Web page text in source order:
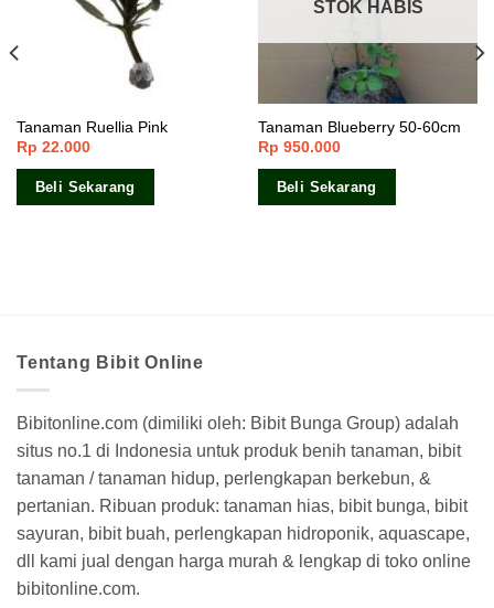
Tanaman Ruellia Pink
Rp 22.000
Beli Sekarang
STOK HABIS
Tanaman Blueberry 50-60cm
Rp 950.000
Beli Sekarang
Tentang Bibit Online
Bibitonline.com (dimiliki oleh: Bibit Bunga Group) adalah
situs no.1 di Indonesia untuk produk benih tanaman, bibit
tanaman / tanaman hidup, perlengkapan berkebun, &
pertanian. Ribuan produk: tanaman hias, bibit bunga, bibit
sayuran, bibit buah, perlengkapan hidroponik, aquascape,
dll kami jual dengan harga murah & lengkap di toko online
bibitonline.com.